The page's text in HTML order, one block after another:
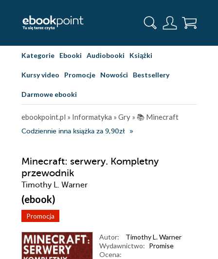
Kategorie Ebooki Audiobooki Książki
Kursy video Promocje Nowości Bestsellery
Darmowe ebooki
ebookpoint.pl » Informatyka » Gry » 📚 Minecraft
Codziennie inna książka za 9,90zł
Minecraft: serwery. Kompletny
przewodnik
Timothy L. Warner
(ebook)
Promocja
Autor:
Timothy L. Warner
Wydawnictwo: Promise
Ocena: